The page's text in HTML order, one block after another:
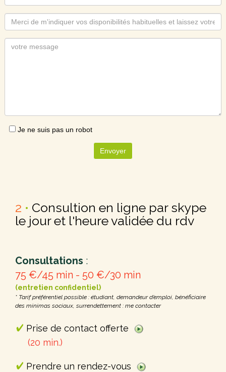
Je ne suis pas un robot
Envoyer
2 • Consultion en ligne par skype
le jour et l'heure validée du rdv
Consultations :
75 €/45 min - 50 €/30 min
(entretien confidentiel)
* Tarif préférentiel possible : étudiant, demandeur d’emploi, bénéficiaire
des minimas sociaux, surrendettement : me contacter
Prise de contact offerte
(20 min.)
Prendre un rendez-vous